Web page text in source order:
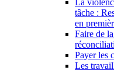
La
tâche :
en
Faire de
Payer les
Les